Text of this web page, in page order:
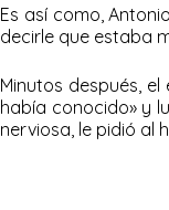
Es así como,
decirle que estaba
Minutos después,
había conocido» y
nerviosa, le pidió al